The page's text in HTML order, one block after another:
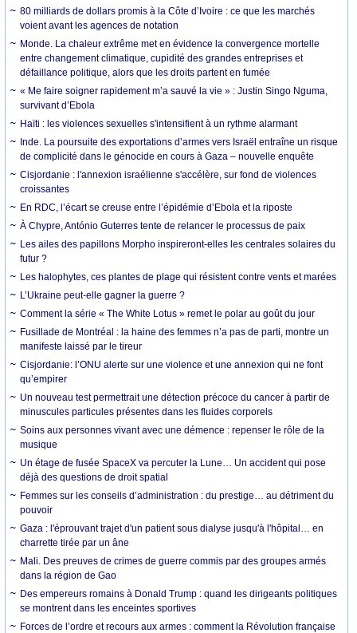
80 milliards de dollars promis à la Côte d’Ivoire : ce que les marchés
voient avant les agences de notation
Monde. La chaleur extrême met en évidence la convergence mortelle
entre changement climatique, cupidité des grandes entreprises et
défaillance politique, alors que les droits partent en fumée
« Me faire soigner rapidement m’a sauvé la vie » : Justin Singo Nguma,
survivant d’Ebola
Haïti : les violences sexuelles s'intensifient à un rythme alarmant
Inde. La poursuite des exportations d’armes vers Israël entraîne un risque
de complicité dans le génocide en cours à Gaza – nouvelle enquête
Cisjordanie : l'annexion israélienne s'accélère, sur fond de violences
croissantes
En RDC, l’écart se creuse entre l’épidémie d’Ebola et la riposte
À Chypre, António Guterres tente de relancer le processus de paix
Les ailes des papillons Morpho inspireront-elles les centrales solaires du
futur ?
Les halophytes, ces plantes de plage qui résistent contre vents et marées
L’Ukraine peut-elle gagner la guerre ?
Comment la série « The White Lotus » remet le polar au goût du jour
Fusillade de Montréal : la haine des femmes n’a pas de parti, montre un
manifeste laissé par le tireur
Cisjordanie: l’ONU alerte sur une violence et une annexion qui ne font
qu’empirer
Un nouveau test permettrait une détection précoce du cancer à partir de
minuscules particules présentes dans les fluides corporels
Soins aux personnes vivant avec une démence : repenser le rôle de la
musique
Un étage de fusée SpaceX va percuter la Lune… Un accident qui pose
déjà des questions de droit spatial
Femmes sur les conseils d’administration : du prestige… au détriment du
pouvoir
Gaza : l'éprouvant trajet d'un patient sous dialyse jusqu'à l'hôpital… en
charrette tirée par un âne
Mali. Des preuves de crimes de guerre commis par des groupes armés
dans la région de Gao
Des empereurs romains à Donald Trump : quand les dirigeants politiques
se montrent dans les enceintes sportives
Forces de l’ordre et recours aux armes : comment la Révolution française